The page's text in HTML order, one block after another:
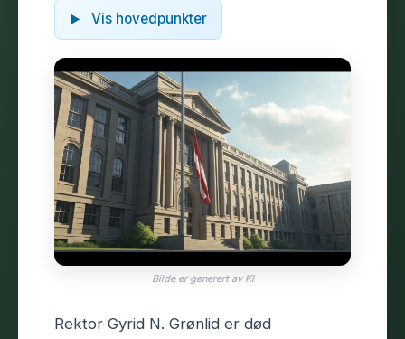
Vis hovedpunkter
Bilde er generert av KI
Rektor Gyrid N. Grønlid er død